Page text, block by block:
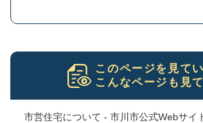
このページを見て
こんなページも見
市営住宅について - 市川市公式Webサイ